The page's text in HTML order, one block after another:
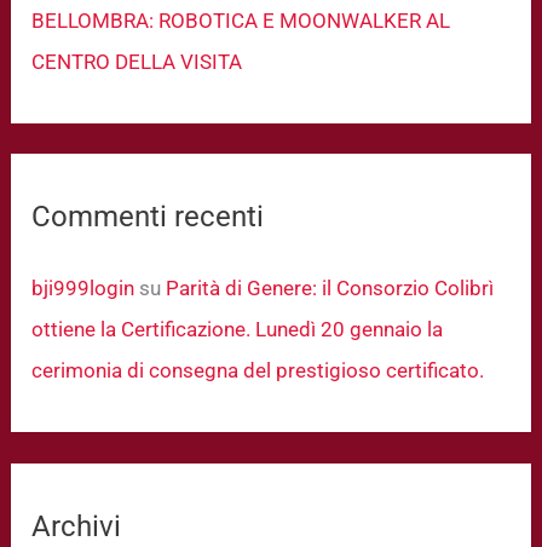
BELLOMBRA: ROBOTICA E MOONWALKER AL
CENTRO DELLA VISITA
Commenti recenti
bji999login su Parità di Genere: il Consorzio Colibrì
ottiene la Certificazione. Lunedì 20 gennaio la
cerimonia di consegna del prestigioso certificato.
Archivi